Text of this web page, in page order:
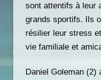
sont attentifs à leur
grands sportifs. Ils
résilier leur stress
vie familiale et
Daniel Goleman (2)